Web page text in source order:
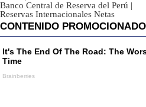
Banco Central de Reserva del Perú |
Reservas Internacionales Netas